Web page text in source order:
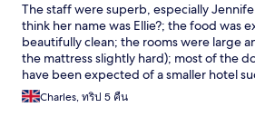
The staff were superb, especially
think her name was Ellie?; the food was
beautifully clean; the rooms were large
the mattress slightly hard); most of the
have been expected of a smaller hotel
food didn’t actually arise. The only
the hotel is located in a residential area,
Charles, ทริป 5 คืน